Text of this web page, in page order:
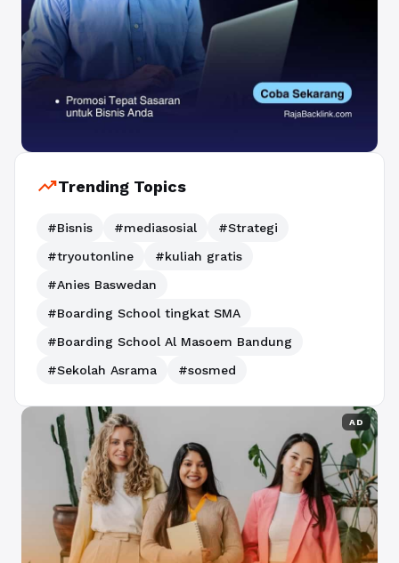
trending_upTrending Topics
#Bisnis #mediasosial
#Strategi
#tryoutonline
#kuliah gratis
#Anies Baswedan
#Boarding School tingkat SMA
#Boarding School Al Masoem Bandung
#Sekolah Asrama
#sosmed
AD